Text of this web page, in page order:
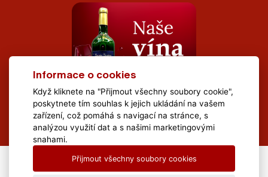
All Rights Reserved Muzeum Brněnska © 2020, Webdesign by
Informace o cookies
Když kliknete na "Přijmout všechny soubory cookie",
poskytnete tím souhlas k jejich ukládání na vašem
zařízení, což pomáhá s navigací na stránce, s
analýzou využití dat a s našimi marketingovými
snahami.
Přijmout všechny soubory cookies